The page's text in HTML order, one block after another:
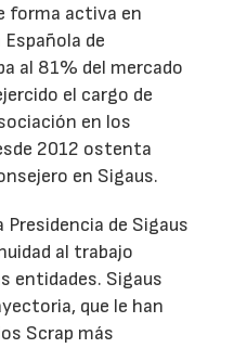
forma activa en
de
al 81% del mercado
el cargo de
en los
2012 ostenta
en Sigaus.
Presidencia de Sigaus
al trabajo
entidades. Sigaus
que le han
Scrap más